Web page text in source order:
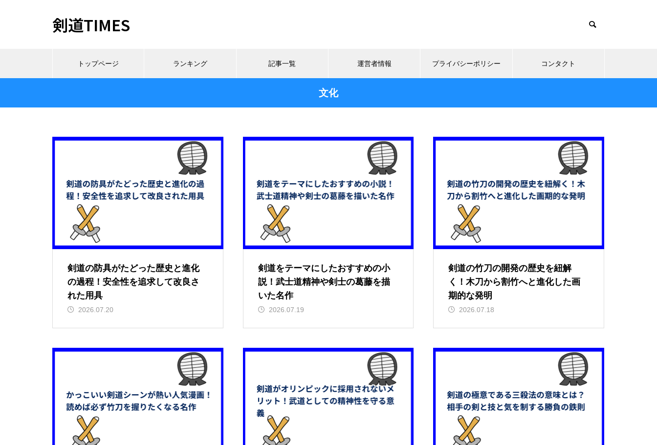
剣道TIMES
トップページ ランキング 記事一覧 運営者情報 プライバシーポリシー コンタクト
文化
剣道の防具がたどった歴史と進化
の過程！安全性を追求して改良さ
れた用具
2026.07.20
剣道をテーマにしたおすすめの小
説！武士道精神や剣士の葛藤を描
いた名作
2026.07.19
剣道の竹刀の開発の歴史を紐解
く！木刀から割竹へと進化した画
期的な発明
2026.07.18